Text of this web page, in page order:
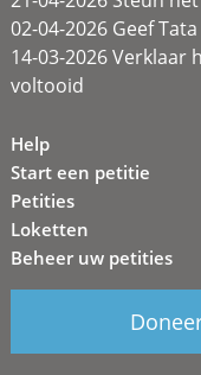
02-04-2026 Geef
14-03-2026 Verklaar
voltooid
Help
Start een petitie
Petities
Loketten
Beheer uw petities